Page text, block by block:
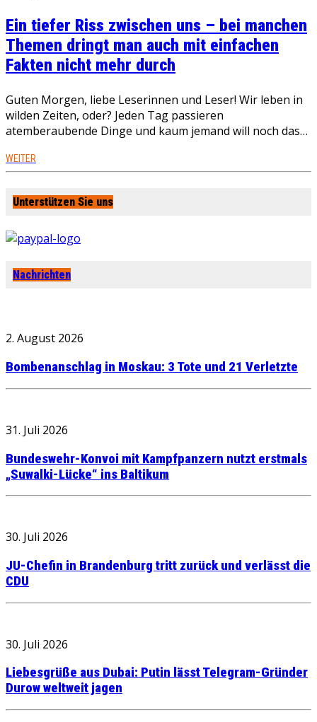
Ein tiefer Riss zwischen uns – bei manchen
Themen dringt man auch mit einfachen
Fakten nicht mehr durch
Guten Morgen, liebe Leserinnen und Leser! Wir leben in
wilden Zeiten, oder? Jeden Tag passieren
atemberaubende Dinge und kaum jemand will noch das…
WEITER
Unterstützen Sie uns
Nachrichten
2. August 2026
Bombenanschlag in Moskau: 3 Tote und 21 Verletzte
31. Juli 2026
Bundeswehr-Konvoi mit Kampfpanzern nutzt erstmals
„Suwalki-Lücke“ ins Baltikum
30. Juli 2026
JU-Chefin in Brandenburg tritt zurück und verlässt die
CDU
30. Juli 2026
Liebesgrüße aus Dubai: Putin lässt Telegram-Gründer
Durow weltweit jagen